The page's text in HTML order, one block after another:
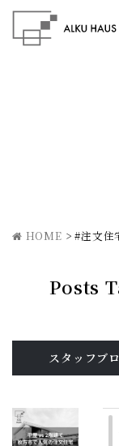
HOME >#注文住
Posts
スタッフブ